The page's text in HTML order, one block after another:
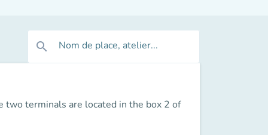
search Nom de place, atelier...
two terminals are located in the box 2 of